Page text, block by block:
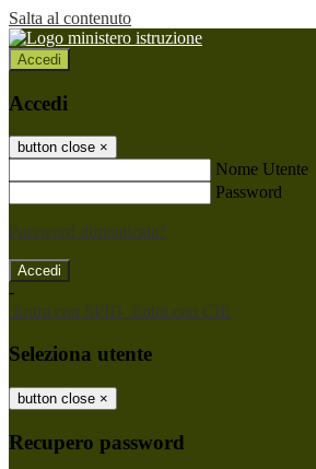
Salta al contenuto
Accedi
Accedi
button close ×
Nome Utente
Password
Password dimenticata?
-
Entra con SPID Entra con CIE
Seleziona utente
button close ×
Recupero password